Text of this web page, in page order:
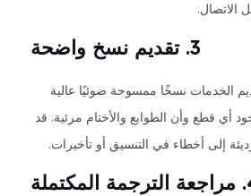
الاتصال.
3. تقديم نسخ واضحة
الخدمات نسخًا ممسوحة ضوئيًا عالية
أي قطع وأن الطوابع والأختام مرئية. قد
إلى أخطاء في التنسيق أو تأخيرات.